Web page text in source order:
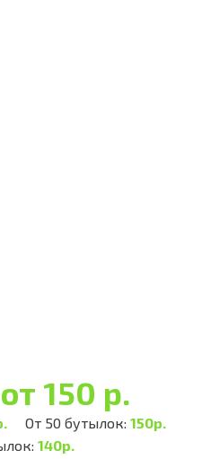
от 150 р.
От 50 бутылок: 150р.
140р.